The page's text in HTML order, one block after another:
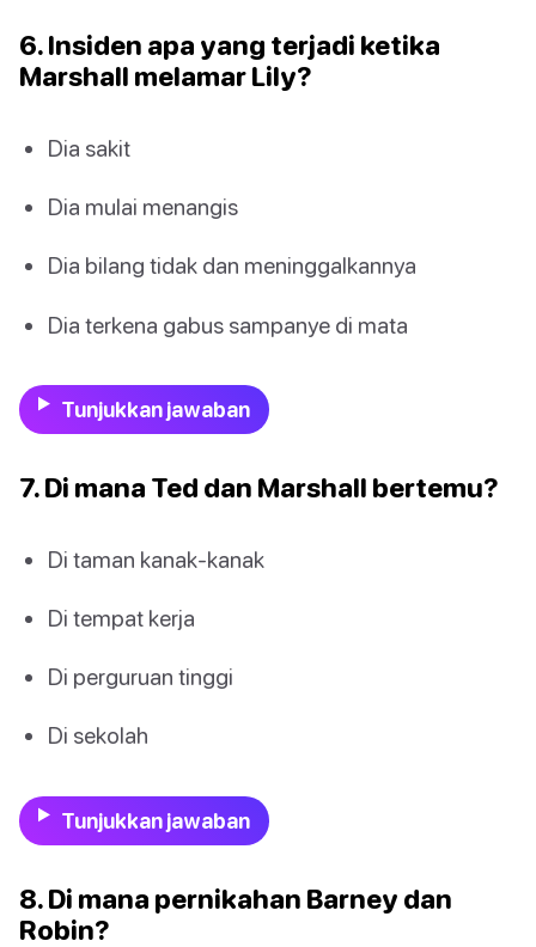
6. Insiden apa yang terjadi ketika
Marshall melamar Lily?
Dia sakit
Dia mulai menangis
Dia bilang tidak dan meninggalkannya
Dia terkena gabus sampanye di mata
Tunjukkan jawaban
7. Di mana Ted dan Marshall bertemu?
Di taman kanak-kanak
Di tempat kerja
Di perguruan tinggi
Di sekolah
Tunjukkan jawaban
8. Di mana pernikahan Barney dan
Robin?